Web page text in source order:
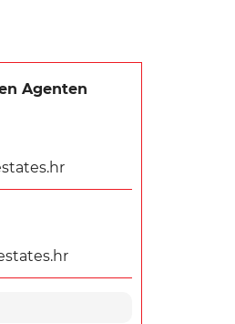
Agenten